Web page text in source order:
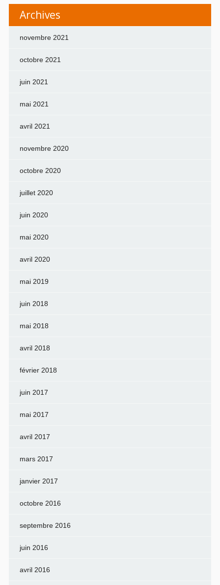
Archives
novembre 2021
octobre 2021
juin 2021
mai 2021
avril 2021
novembre 2020
octobre 2020
juillet 2020
juin 2020
mai 2020
avril 2020
mai 2019
juin 2018
mai 2018
avril 2018
février 2018
juin 2017
mai 2017
avril 2017
mars 2017
janvier 2017
octobre 2016
septembre 2016
juin 2016
avril 2016